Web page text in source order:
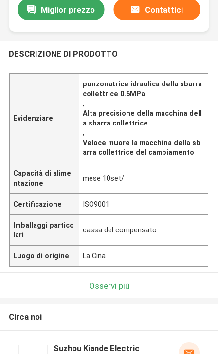
Miglior prezzo Contattici
DESCRIZIONE DI PRODOTTO
Evidenziare:
punzonatrice idraulica della sbarra
collettrice 0.6MPa
,
Alta precisione della macchina dell
a sbarra collettrice
,
Veloce muore la macchina della sb
arra collettrice del cambiamento
Capacità di alime
ntazione
mese 10set/
Certificazione ISO9001
Imballaggi partico
lari
cassa del compensato
Luogo di origine La Cina
Osservi più
Circa noi
Suzhou Kiande Electric